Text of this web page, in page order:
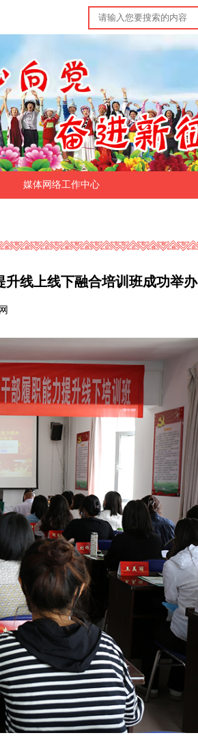
媒体网络工作中心
线上线下融合培训班成功举办